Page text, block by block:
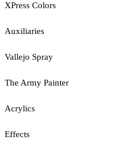
XPress Colors
Auxiliaries
Vallejo Spray
The Army Painter
Acrylics
Effects